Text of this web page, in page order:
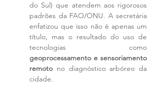
do Sul) que atendem aos rigorosos
padrões da FAO/ONU. A secretária
enfatizou que isso não é apenas um
título, mas o resultado do uso de
geoprocessamento e sensoriamento
remoto no diagnóstico arbóreo da
cidade.